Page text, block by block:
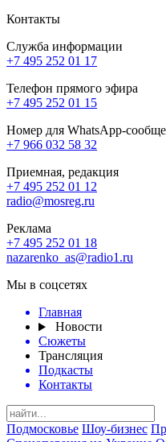
Контакты
Служба информации
+7 495 252 01 17
Телефон прямого эфира
+7 495 252 01 15
Номер для WhatsApp-
+7 966 032 58 32
Приемная, редакция
+7 495 252 01 12
radio@mosreg.ru
Реклама
+7 495 252 01 18
nazarenko_as@radio1.ru
Мы в соцсетях
Главная
Новости
Сюжеты
Трансляция
Подкасты
Контакты
Подмосковье Шоу-бизнес